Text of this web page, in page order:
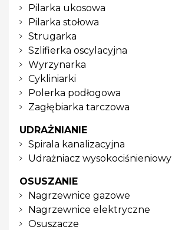
Pilarka ukosowa
Pilarka stołowa
Strugarka
Szlifierka oscylacyjna
Wyrzynarka
Cykliniarki
Polerka podłogowa
Zagłębiarka tarczowa
UDRAŻNIANIE
Spirala kanalizacyjna
Udrażniacz wysokociśnieniowy
OSUSZANIE
Nagrzewnice gazowe
Nagrzewnice elektryczne
Osuszacze